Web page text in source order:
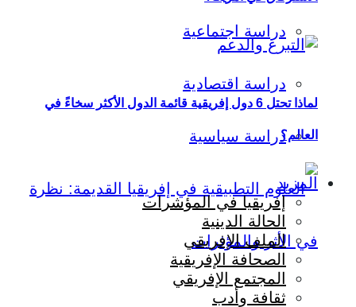
دراسة اجتماعية
دراسة اقتصادية
دراسة سياسية
لماذا تحتل 6 دول إفريقية قائمة الدول الأكثر سخاءً في
العالم؟
المزيد
إفريقيا في المؤشرات
الحالة الدينية
الملف الإفريقي
الصحافة الإفريقية
المجتمع الإفريقي
ثقافة وأدب